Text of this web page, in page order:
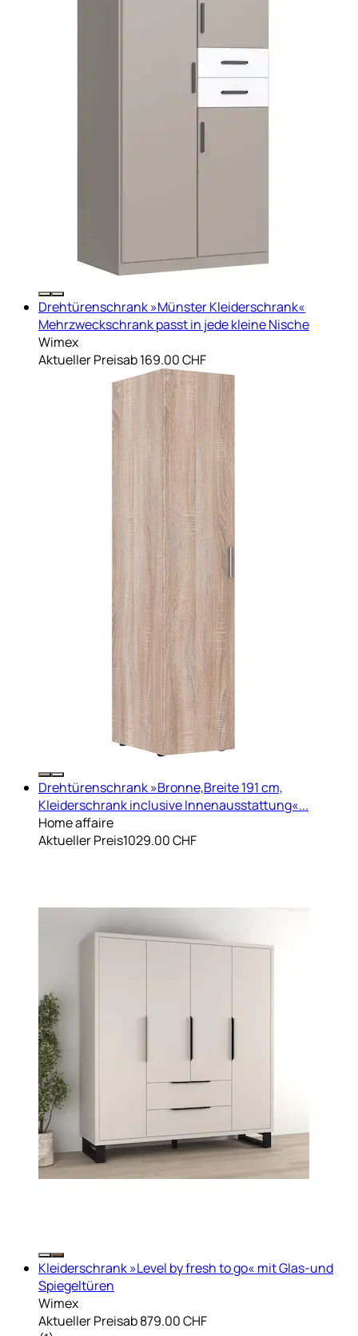
Drehtürenschrank »Münster Kleiderschrank«
Mehrzweckschrank passt in jede kleine Nische
Wimex
Aktueller Preisab169.00 CHF
Drehtürenschrank »Bronne,Breite 191 cm,
Kleiderschrank inclusive Innenausstattung«...
Home affaire
Aktueller Preis1029.00 CHF
Kleiderschrank »Level by fresh to go« mit Glas-und
Spiegeltüren
Wimex
Aktueller Preisab879.00 CHF